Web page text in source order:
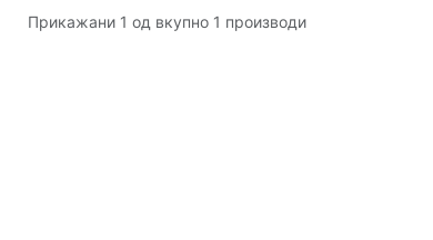
Прикажани 1 од вкупно 1 производи